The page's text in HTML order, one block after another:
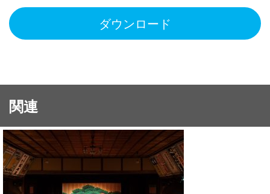
ダウンロード
関連